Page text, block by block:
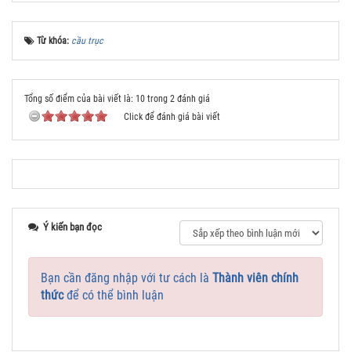
Từ khóa: cầu trục
Tổng số điểm của bài viết là: 10 trong 2 đánh giá
Click để đánh giá bài viết
Ý kiến bạn đọc
Bạn cần đăng nhập với tư cách là Thành viên chính
thứcđể có thể bình luận